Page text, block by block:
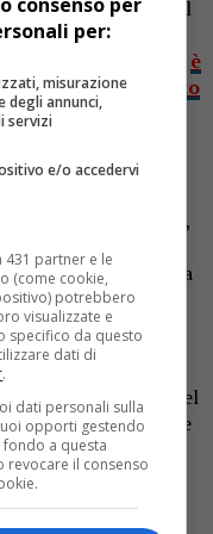
prime ricostruzioni, il
verso valle
solo l’altro giorno è
di un 12enne morto
salvarlo
di raggiungerlo,
ogni intervento
scomparso alla vista
l’allarme
vigili del fuoco
agli specialisti del
in zone impervie e
nel
San Martino.
per:
misurazione
degli annunci,
servizi
e/o accedervi
partner e le
(come cookie,
potrebbero
visualizzate e
specifico da questo
dati di
.
dati personali sulla
opporti gestendo
fondo a questa
revocare il consenso